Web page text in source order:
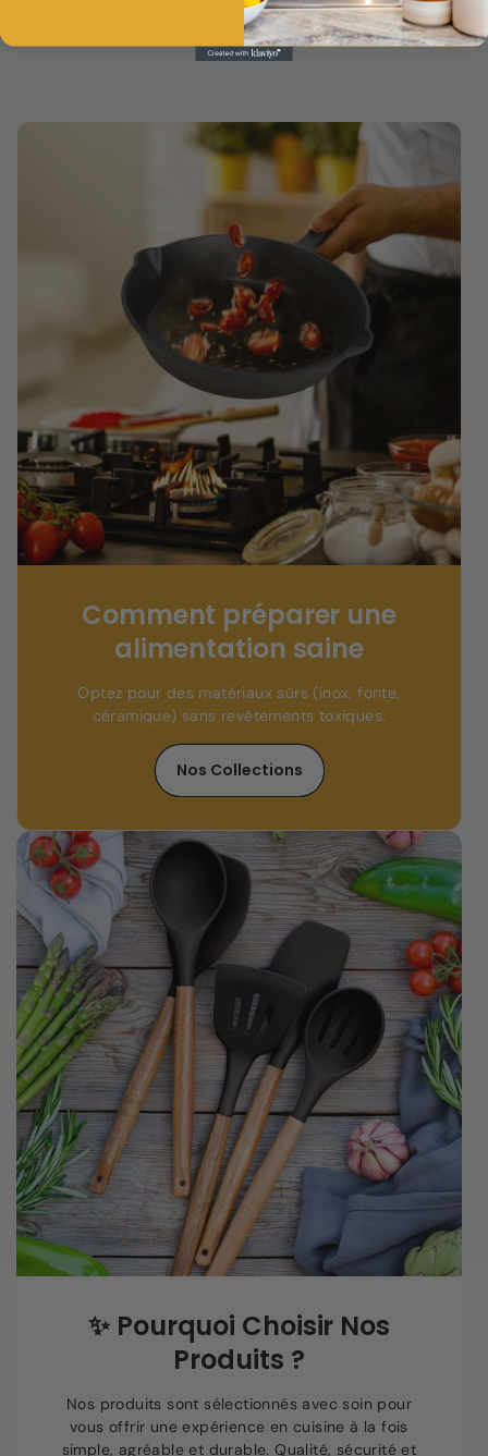
Comment préparer une
alimentation saine
Optez pour des matériaux sûrs (inox, fonte,
céramique) sans revêtements toxiques.
Nos Collections
✨ Pourquoi Choisir Nos
Produits ?
Nos produits sont sélectionnés avec soin pour
vous offrir une expérience en cuisine à la fois
simple, agréable et durable. Qualité, sécurité et